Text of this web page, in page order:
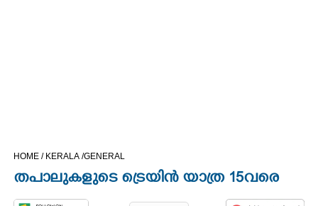
CINEMA
OPINION
HOME / KERALA /GENERAL
തപാലുകളുടെ ട്രെയിൻ യാത്ര 15വരെ